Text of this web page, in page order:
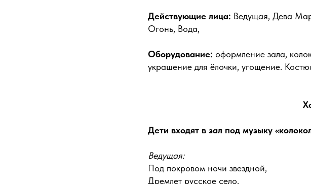
Действующие лица: Ведущая, Дева
Огонь, Вода,
Оборудование: оформление зала,
украшение для ёлочки, угощение.
Дети входят в зал под музыку
Ведущая:
Под покровом ночи звездной,
Дремлет русское село.